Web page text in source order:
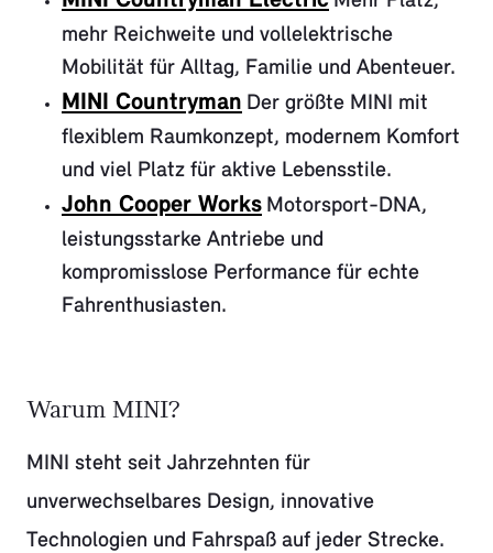
mehr Reichweite und vollelektrische
Mobilität für Alltag, Familie und Abenteuer.
MINI Countryman Der größte MINI mit
flexiblem Raumkonzept, modernem Komfort
und viel Platz für aktive Lebensstile.
John Cooper Works Motorsport-DNA,
leistungsstarke Antriebe und
kompromisslose Performance für echte
Fahrenthusiasten.
Warum MINI?
MINI steht seit Jahrzehnten für
unverwechselbares Design, innovative
Technologien und Fahrspaß auf jeder Strecke.